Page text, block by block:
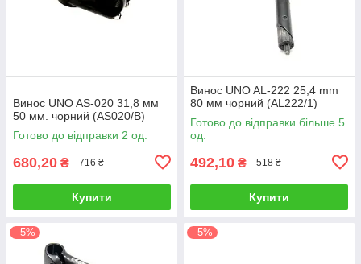
Винос UNO AS-020 31,8 мм
50 мм. чорний (AS020/B)
Готово до відправки 2 од.
680,20 ₴ 716 ₴
Купити
Винос UNO AL-222 25,4 mm
80 мм чорний (AL222/1)
Готово до відправки більше 5
од.
492,10 ₴ 518 ₴
Купити
–5% –5%